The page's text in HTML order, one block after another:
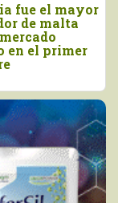
fue el mayor
de malta
en el primer